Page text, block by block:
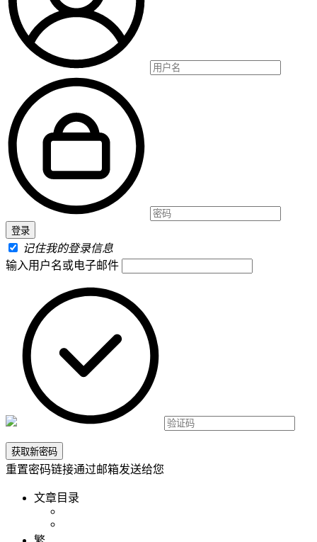
记住我的登录信息
输入用户名或电子邮件
重置密码链接通过邮箱发送给您
文章目录